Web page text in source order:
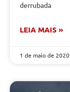
derrubada
LEIA MAIS »
1 de maio de 2020